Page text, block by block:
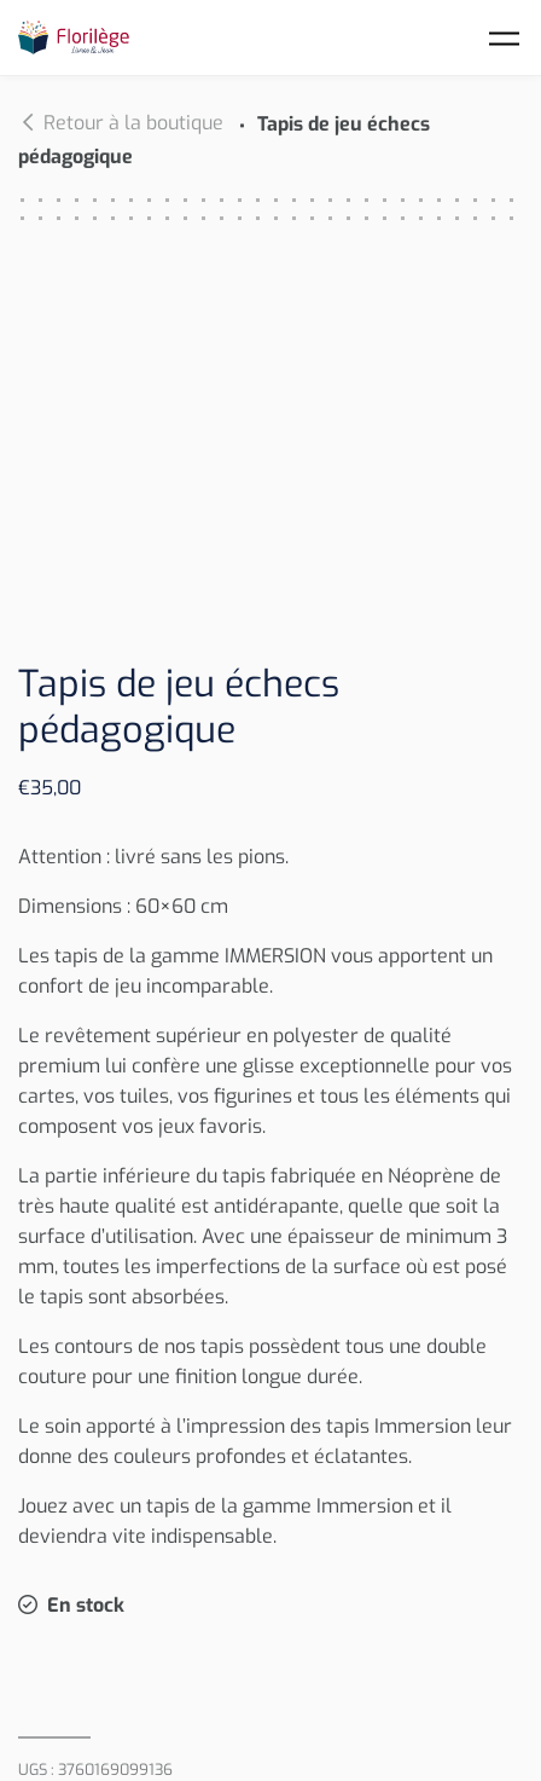
Retour à la boutique
Tapis de jeu échecs
pédagogique
Tapis de jeu échecs
pédagogique
€35,00
Attention : livré sans les pions.
Dimensions : 60×60 cm
Les tapis de la gamme IMMERSION vous apportent un
confort de jeu incomparable.
Le revêtement supérieur en polyester de qualité
premium lui confère une glisse exceptionnelle pour vos
cartes, vos tuiles, vos figurines et tous les éléments qui
composent vos jeux favoris.
La partie inférieure du tapis fabriquée en Néoprène de
très haute qualité est antidérapante, quelle que soit la
surface d’utilisation. Avec une épaisseur de minimum 3
mm, toutes les imperfections de la surface où est posé
le tapis sont absorbées.
Les contours de nos tapis possèdent tous une double
couture pour une finition longue durée.
Le soin apporté à l’impression des tapis Immersion leur
donne des couleurs profondes et éclatantes.
Jouez avec un tapis de la gamme Immersion et il
deviendra vite indispensable.
En stock
UGS : 3760169099136